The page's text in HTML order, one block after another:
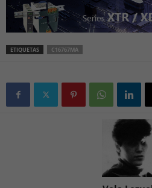
ETIQUETAS C16767MA